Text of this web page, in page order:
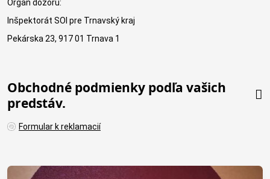
Organ dozoru:
Inšpektorát SOI pre Trnavský kraj
Pekárska 23, 917 01 Trnava 1
Obchodné podmienky podľa vašich
predstáv.
Formular k reklamacií